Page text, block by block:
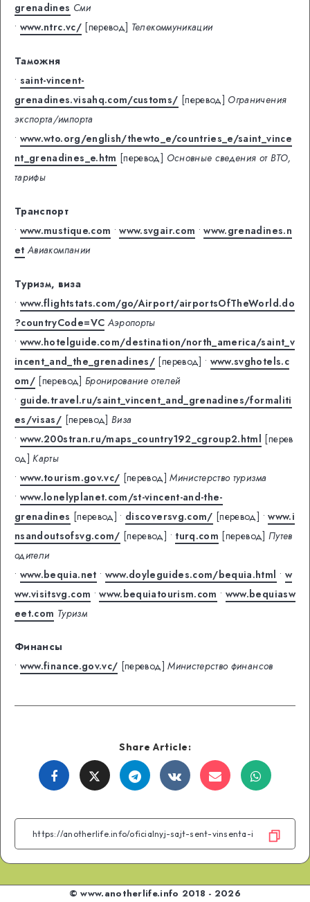
grenadines Сми
• www.ntrc.vc/ [перевод] Телекоммуникации
Таможня
• saint-vincent-
grenadines.visahq.com/customs/ [перевод] Ограничения
экспорта/импорта
• www.wto.org/english/thewto_e/countries_e/saint_vince
nt_grenadines_e.htm [перевод] Основные сведения от ВТО,
тарифы
Транспорт
• www.mustique.com •www.svgair.com •www.grenadines.n
et Авиакомпании
Туризм, виза
• www.flightstats.com/go/Airport/airportsOfTheWorld.do
?countryCode=VC Аэропорты
• www.hotelguide.com/destination/north_america/saint_v
incent_and_the_grenadines/ [перевод] • www.svghotels.c
om/ [перевод] Бронирование отелей
• guide.travel.ru/saint_vincent_and_grenadines/formaliti
es/visas/ [перевод] Виза
• www.200stran.ru/maps_country192_cgroup2.html [перев
од] Карты
• www.tourism.gov.vc/ [перевод] Министерство туризма
• www.lonelyplanet.com/st-vincent-and-the-
grenadines [перевод] • discoversvg.com/ [перевод] •www.i
nsandoutsofsvg.com/ [перевод] • turq.com [перевод] Путев
одители
• www.bequia.net • www.doyleguides.com/bequia.html • w
ww.visitsvg.com •www.bequiatourism.com • www.bequiasw
eet.com Туризм
Финансы
• www.finance.gov.vc/ [перевод] Министерство финансов
Share Article:
Share
Facebook
Share
Twitter
Share
Telegram
Share
VK
Share
Email
Share
© www.anotherlife.info 2018 - 2026